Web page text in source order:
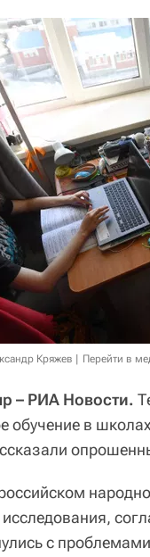
Кряжев Перейти в
– РИА Новости.
обучение в
с